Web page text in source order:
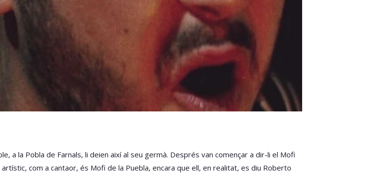
a la Pobla de Farnals, li deien així al seu germà. Després van començar a dir-li el Mofi
com a cantaor, és Mofi de la Puebla, encara que ell, en realitat, es diu Roberto